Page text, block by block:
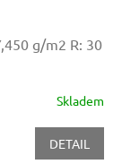
g/m2 R: 30
Skladem
DETAIL